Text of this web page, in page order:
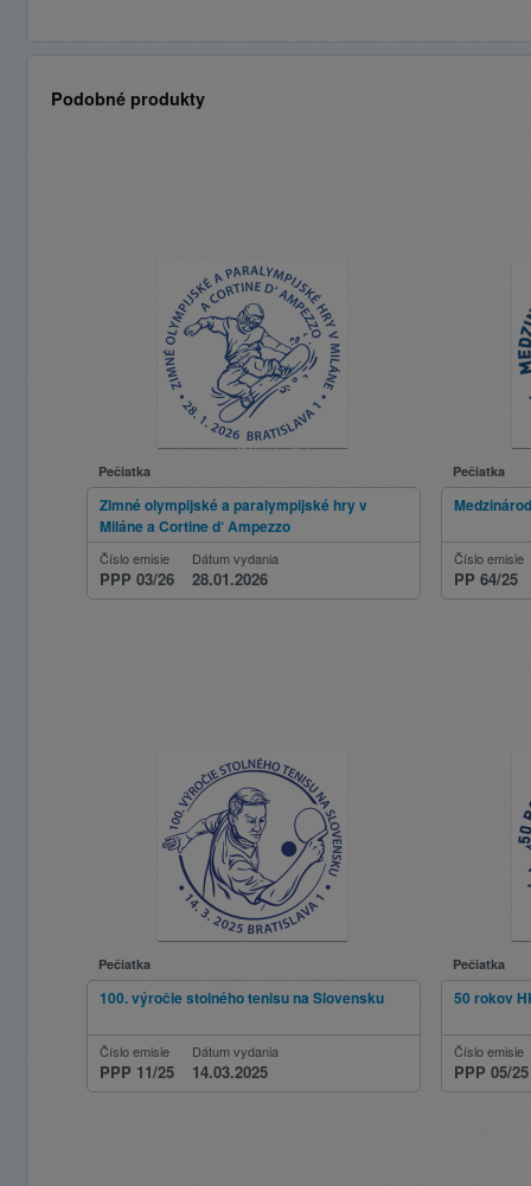
Podobné produkty
Pečiatka
Zimné olympijské a paralympijské hry v
Miláne a Cortine d‘ Ampezzo
Číslo emisie
PPP 03/26
Dátum vydania
28.01.2026
Pečiatka
Číslo emisie
PP 64/25
Pečiatka
100. výročie stolného tenisu na Slovensku
Číslo emisie
PPP 11/25
Dátum vydania
14.03.2025
Pečiatka
50 rokov
Číslo emisie
PPP 05/25